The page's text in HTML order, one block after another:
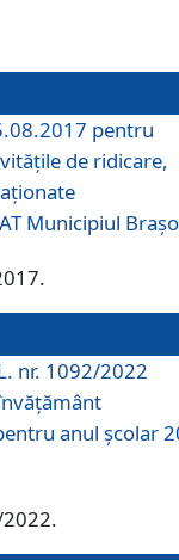
pentru
de ridicare,
Municipiul
nr. 1092/2022
anul școlar
2022.